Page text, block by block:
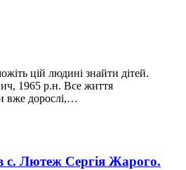
цій людині знайти дітей.
1965 р.н. Все життя
вже дорослі,…
с. Лютеж Сергія Жарого.